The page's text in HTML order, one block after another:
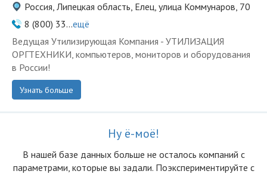
Россия, Липецкая область, Елец, улица Коммунаров, 70
8 (800) 33...ещё
Ведущая Утилизирующая Компания - УТИЛИЗАЦИЯ
ОРГТЕХНИКИ, компьютеров, мониторов и оборудования
в России!
Узнать больше
Ну ё-моё!
В нашей базе данных больше не осталоcь компаний с
параметрами, которые вы задали. Поэкспериментируйте с